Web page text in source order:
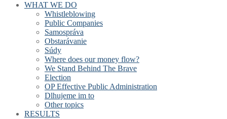
WHAT WE DO
Whistleblowing
Public Companies
Samospráva
Obstarávanie
Súdy
Where does our money flow?
We Stand Behind The Brave
Election
OP Effective Public Administration
Dlhujeme im to
Other topics
RESULTS